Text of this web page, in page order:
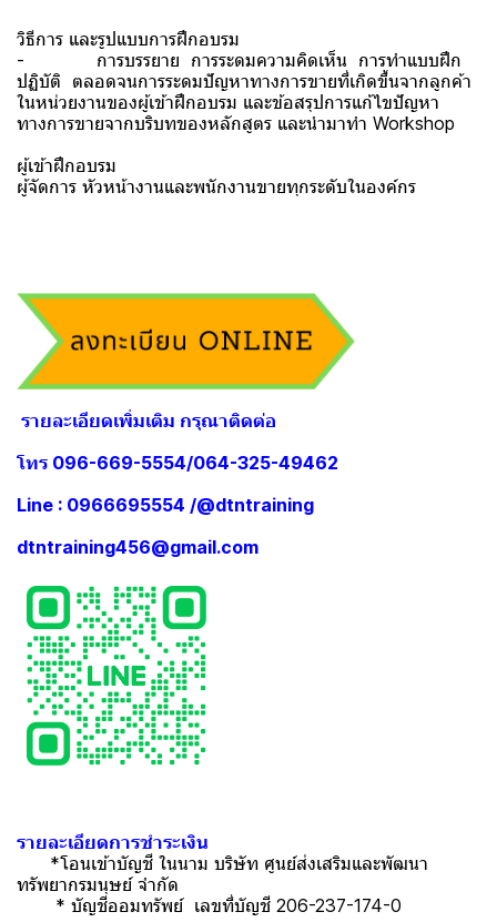
วิธีการ และรูปแบบการฝึกอบรม
- การบรรยาย การระดมความคิดเห็น การทำแบบฝึก
ปฏิบัติ ตลอดจนการระดมปัญหาทางการขายที่เกิดขึ้นจากลูกค้า
ในหน่วยงานของผู้เข้าฝึกอบรม และข้อสรุปการแก้ไขปัญหา
ทางการขายจากบริบทของหลักสูตร และนำมาทำ Workshop
ผู้เข้าฝึกอบรม
ผู้จัดการ หัวหน้างานและพนักงานขายทุกระดับในองค์กร
รายละเอียดเพิ่มเติม กรุณาติดต่อ
โทร 096-669-5554/064-325-49462
Line : 0966695554 /@dtntraining
dtntraining456@gmail.com
รายละเอียดการชำระเงิน
*โอนเข้าบัญชี ในนาม บริษัท ศูนย์ส่งเสริมและพัฒนา
ทรัพยากรมนุษย์ จำกัด
* บัญชีออมทรัพย์ เลขที่บัญชี 206-237-174-0